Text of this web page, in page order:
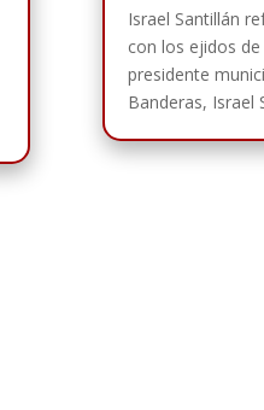
Israel Santillán
con los ejidos
presidente
Banderas, Israel